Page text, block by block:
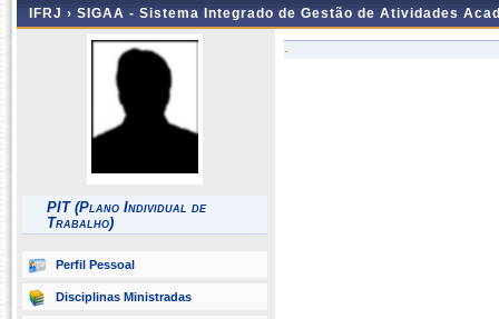
IFRJ › SIGAA - Sistema Integrado de Gestão de Atividades
PIT (Plano Individual de
Trabalho)
Perfil Pessoal
Disciplinas Ministradas
-